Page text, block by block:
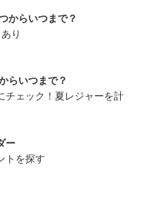
からいつまで？
り
らいつまで？
チェック！夏レジャーを計
ー
トを探す